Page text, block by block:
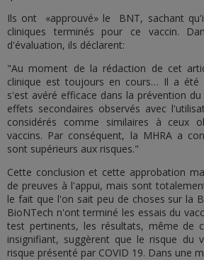
Ils ont «approuvé» le BNT, sachant
cliniques terminés pour ce vaccin.
d'évaluation, ils déclarent:
"Au moment de la rédaction de cet
clinique est toujours en cours… Il a été
s'est avéré efficace dans la prévention du
effets secondaires observés avec
considérés comme similaires à ceux
vaccins. Par conséquent, la MHRA a
sont supérieurs aux risques."
Cette conclusion et cette approbation
de preuves à l'appui, mais sont
le fait que l'on sait peu de choses sur la
BioNTech n'ont terminé les essais du
test pertinents, les résultats, même de
insignifiant, suggèrent que le risque du
risque présenté par COVID 19. Dans une